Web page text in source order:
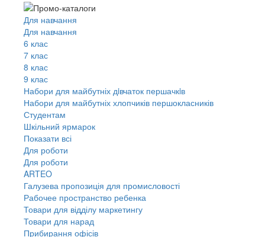
Для навчання
Для навчання
6 клас
7 клас
8 клас
9 клас
Набори для майбутніх дiвчаток першачкiв
Набори для майбутніх хлопчиків першокласників
Студентам
Шкільний ярмарок
Показати всі
Для роботи
Для роботи
ARTEO
Галузева пропозиція для промисловості
Рабочее пространство ребенка
Товари для відділу маркетингу
Товари для нарад
Прибирання офісів